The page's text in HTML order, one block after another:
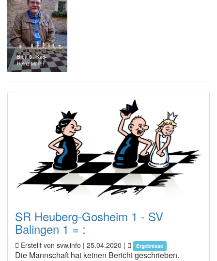
Brett 8 : Karl-
Heinz Müller
SR Heuberg-Gosheim 1 - SV
Balingen 1 = :
Erstellt von svw.info | 25.04.2020 | Ergebnisse
Die Mannschaft hat keinen Bericht geschrieben.